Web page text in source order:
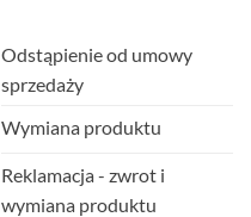
Odstąpienie od umowy
sprzedaży
Wymiana produktu
Reklamacja - zwrot i
wymiana produktu